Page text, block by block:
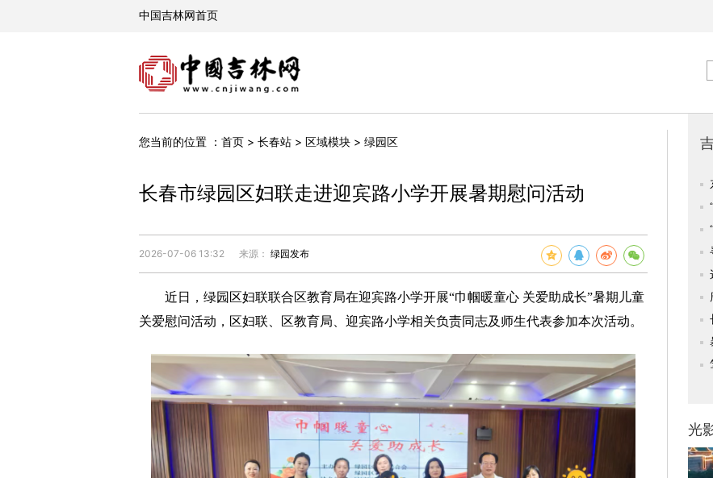
您当前的位置 ： 首页 > 长春站 > 区域模块 > 绿园区
长春市绿园区妇联走进迎宾路小学开展暑期慰问活动
2026-07-06 13:32 来源： 绿园发布
近日，绿园区妇联联合区教育局在迎宾路小学开展“巾帼暖童心 关爱助成长”暑期儿童
关爱慰问活动，区妇联、区教育局、迎宾路小学相关负责同志及师生代表参加本次活动。